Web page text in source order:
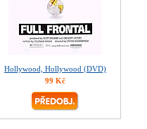
Hollywood, Hollywood (DVD)
99 Kč